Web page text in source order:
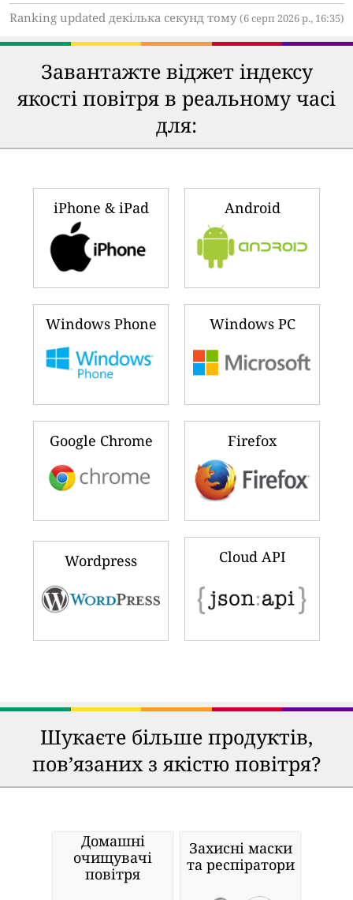
Ranking updated декілька секунд тому(6 серп 2026 р., 16:35)
Завантажте віджет індексу
якості повітря в реальному часі
для:
iPhone & iPad Android
Windows Phone Windows PC
Google Chrome Firefox
Wordpress Cloud API
Шукаєте більше продуктів,
пов’язаних з якістю повітря?
Домашні
очищувачі
повітря
Захисні маски
та респіратори